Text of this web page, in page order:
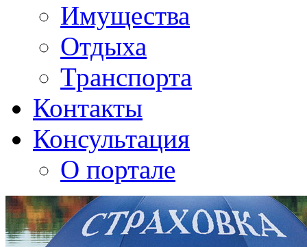
Имущества
Отдыха
Транспорта
Контакты
Консультация
О портале